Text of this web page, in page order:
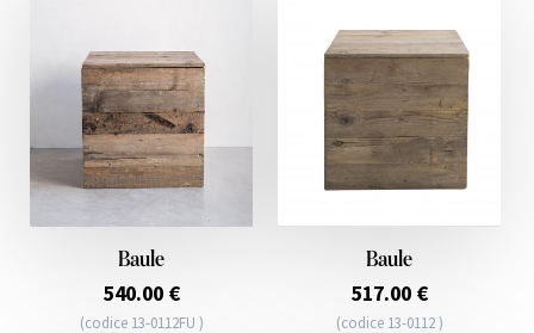
Baule
540.00 €
(codice 13-0112FU )
Baule
517.00 €
(codice 13-0112 )